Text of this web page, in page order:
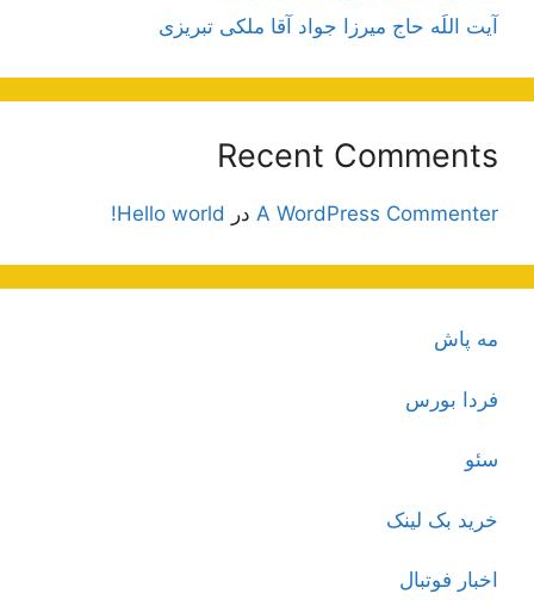
آیت اللَه حاج میرزا جواد آقا ملکی تبریزی
Recent Comments
A WordPress Commenter در Hello world!
مه پاش
فردا بورس
سئو
خرید بک لینک
اخبار فوتبال